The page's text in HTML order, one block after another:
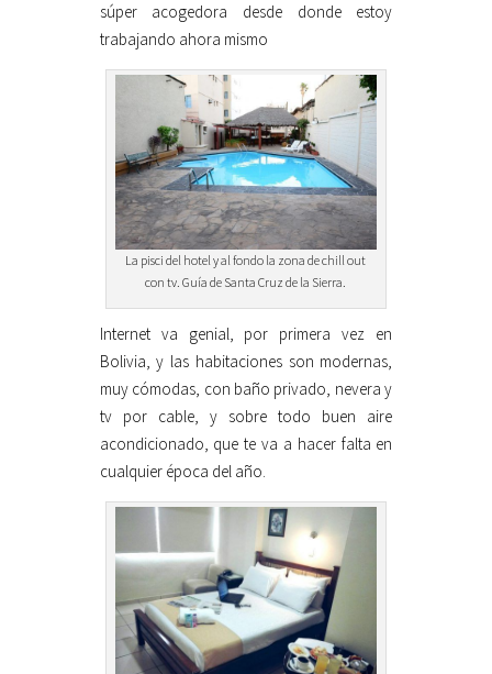
súper acogedora desde donde estoy
trabajando ahora mismo
La pisci del hotel y al fondo la zona de chill out
con tv. Guía de Santa Cruz de la Sierra.
Internet va genial, por primera vez en
Bolivia, y las habitaciones son modernas,
muy cómodas, con baño privado, nevera y
tv por cable, y sobre todo buen aire
acondicionado, que te va a hacer falta en
cualquier época del año.